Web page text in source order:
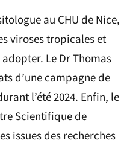
au CHU de Nice,
viroses tropicales et
Le Dr Thomas
d’une campagne de
l’été 2024. Enfin, le
Scientifique de
issues des recherches